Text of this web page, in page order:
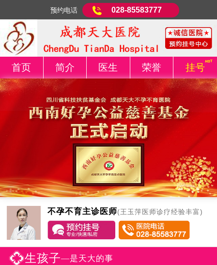
预约电话 028-85583777
首页 简介 医生 荣誉 挂号
不孕不育主诊医师(王玉萍医师诊疗经验丰富)
生孩子—是天大的事